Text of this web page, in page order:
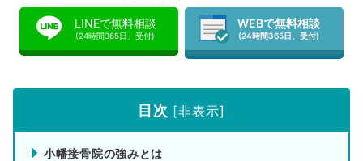
LINEで無料相談
(24時間365日、受付)
WEBで無料相談
(24時間365日、受付)
目次 [非表示]
小幡接骨院の強みとは